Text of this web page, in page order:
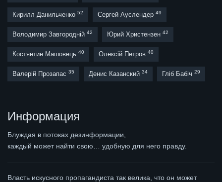
Кирилл Данильченко 52 Сергей Ауслендер 49
Володимир Завгородній 42 Юрий Христензен 42
Костянтин Машовець 40 Олексій Петров 40
Валерій Прозапас 35 Денис Казанский 34 Гліб Бабіч 29
Информация
Блуждая в потоках дезинформации,
каждый может найти свою… удобную для него правду.
Власть искусного пропагандиста так велика, что он может